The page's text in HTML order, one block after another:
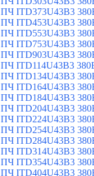
ПЧ ITD373U43B3
ПЧ ITD453U43B3
ПЧ ITD553U43B3
ПЧ ITD753U43B3
ПЧ ITD903U43B3
ПЧ ITD114U43B3
ПЧ ITD134U43B3
ПЧ ITD164U43B3
ПЧ ITD184U43B3
ПЧ ITD204U43B3
ПЧ ITD224U43B3
ПЧ ITD254U43B3
ПЧ ITD284U43B3
ПЧ ITD314U43B3
ПЧ ITD354U43B3
ПЧ ITD404U43B3